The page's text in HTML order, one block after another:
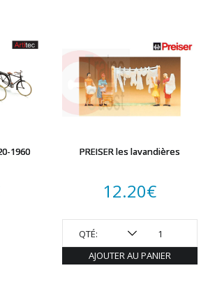
1960 PREISER les lavandières
12.20€
QTÉ:
AJOUTER AU PANIER